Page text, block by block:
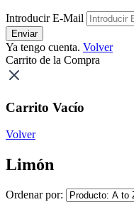
Introducir E-Mail
Enviar
Ya tengo cuenta. Volver
Carrito de la Compra
Carrito Vacío
Volver
Limón
Ordenar por: